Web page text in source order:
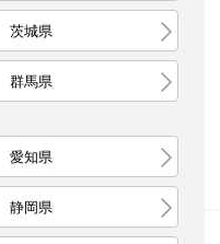
茨城県
群馬県
愛知県
静岡県